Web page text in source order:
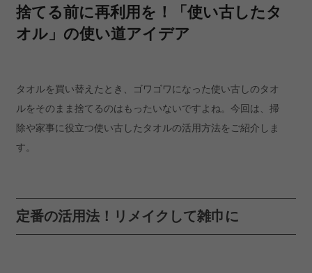
捨てる前に再利用を！「使い古したタ
オル」の使い道アイデア
タオルを買い替えたとき、ゴワゴワになった使い古しのタオ
ルをそのまま捨てるのはもったいないですよね。今回は、掃
除や家事に役立つ使い古したタオルの活用方法をご紹介しま
す。
定番の活用法！リメイクして雑巾に